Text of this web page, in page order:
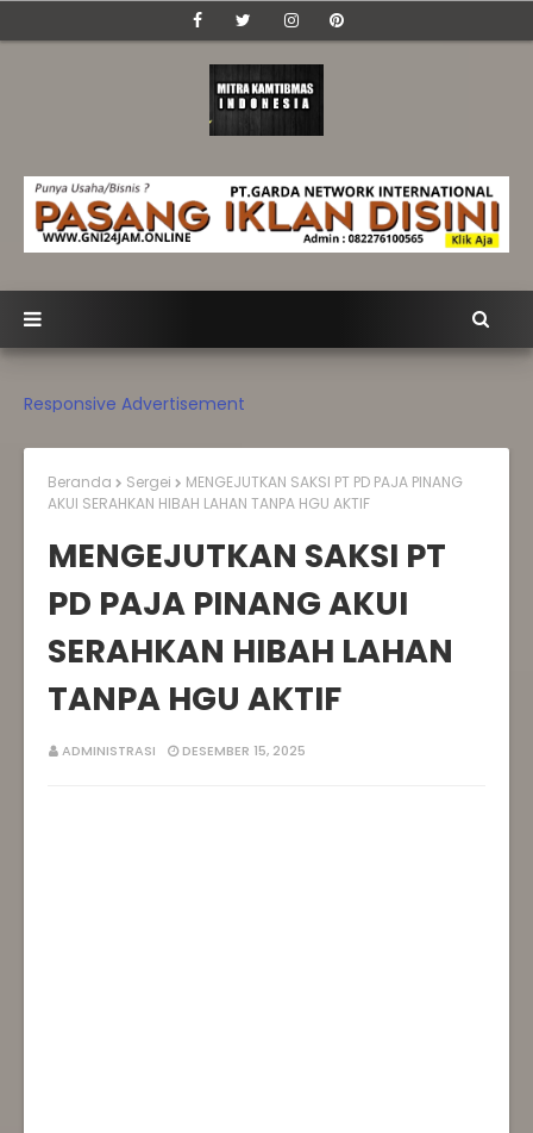
Responsive Advertisement
Beranda Sergei
MENGEJUTKAN SAKSI PT PD PAJA PINANG
AKUI SERAHKAN HIBAH LAHAN TANPA HGU AKTIF
MENGEJUTKAN SAKSI PT
PD PAJA PINANG AKUI
SERAHKAN HIBAH LAHAN
TANPA HGU AKTIF
ADMINISTRASI DESEMBER 15, 2025